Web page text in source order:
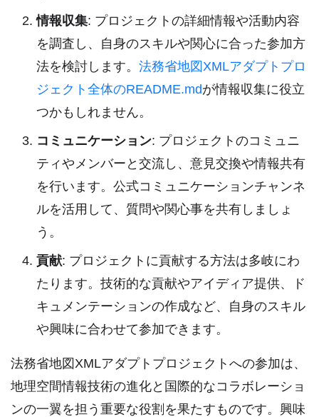
情報収集: プロジェクトの詳細情報や活動内容
を調査し、自身のスキルや関心に合った参加方
法を検討します。 法務省地図XMLアダプトプロ
ジェクト全体のREADME.mdが情報収集に役立
つかもしれません。
コミュニケーション: プロジェクトのコミュニ
ティやメンバーと交流し、意見交換や情報共有
を行います。公式コミュニケーションチャンネ
ルを活用して、質問や関心事を共有しましょ
う。
貢献: プロジェクトに貢献する方法は多岐にわ
たります。技術的な貢献やアイディア提供、ド
キュメンテーションの作成など、自身のスキル
や興味に合わせて参加できます。
法務省地図XMLアダプトプロジェクトへの参加は、
地理空間情報技術の進化と国際的なコラボレーショ
ンの一翼を担う重要な役割を果たすものです。興味